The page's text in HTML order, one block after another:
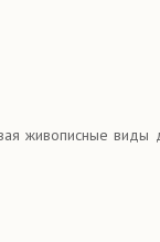
живописные виды